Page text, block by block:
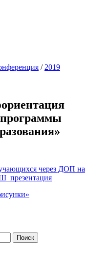
/ 2019
через ДОП на
Поиск